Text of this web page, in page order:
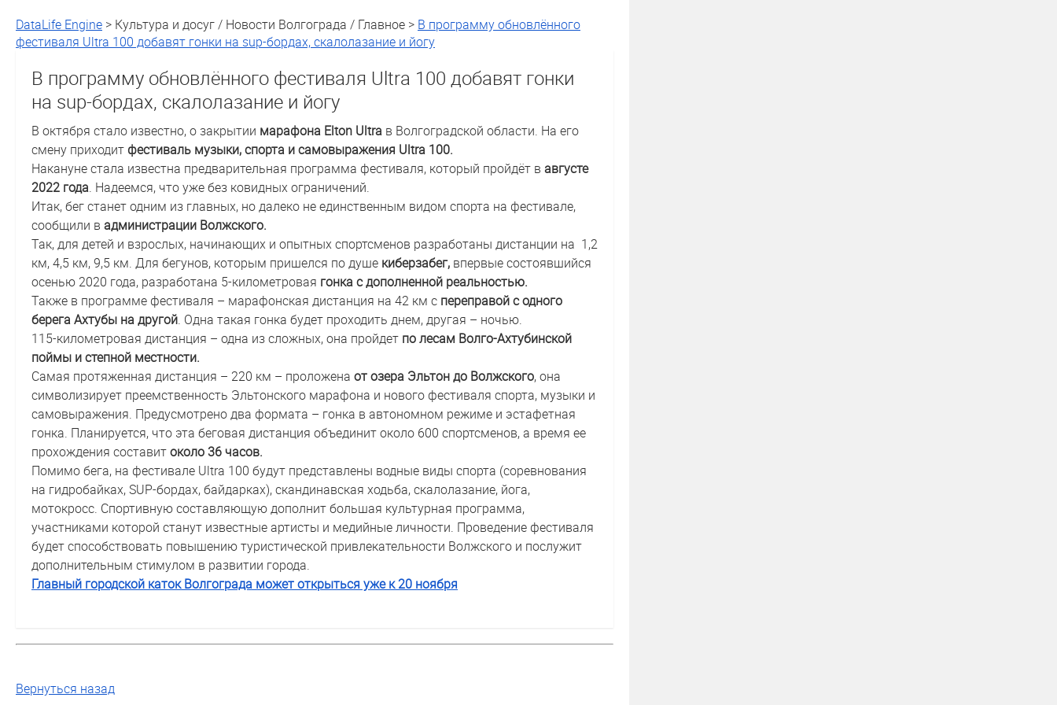
DataLife Engine > Культура и досуг / Новости Волгограда / Главное > В программу обновлённого
фестиваля Ultra 100 добавят гонки на sup-бордах, скалолазание и йогу
В программу обновлённого фестиваля Ultra 100 добавят гонки
на sup-бордах, скалолазание и йогу
В октября стало известно, о закрытии марафона Elton Ultra в Волгоградской области. На его
смену приходит фестиваль музыки, спорта и самовыражения Ultra 100.
Накануне стала известна предварительная программа фестиваля, который пройдёт в августе
2022 года. Надеемся, что уже без ковидных ограничений.
Итак, бег станет одним из главных, но далеко не единственным видом спорта на фестивале,
сообщили в администрации Волжского.
Так, для детей и взрослых, начинающих и опытных спортсменов разработаны дистанции на 1,2
км, 4,5 км, 9,5 км. Для бегунов, которым пришелся по душе киберзабег, впервые состоявшийся
осенью 2020 года, разработана 5-километровая гонка с дополненной реальностью.
Также в программе фестиваля – марафонская дистанция на 42 км с переправой с одного
берега Ахтубы на другой. Одна такая гонка будет проходить днем, другая – ночью.
115-километровая дистанция – одна из сложных, она пройдет по лесам Волго-Ахтубинской
поймы и степной местности.
Самая протяженная дистанция – 220 км – проложена от озера Эльтон до Волжского, она
символизирует преемственность Эльтонского марафона и нового фестиваля спорта, музыки и
самовыражения. Предусмотрено два формата – гонка в автономном режиме и эстафетная
гонка. Планируется, что эта беговая дистанция объединит около 600 спортсменов, а время ее
прохождения составитоколо 36 часов.
Помимо бега, на фестивале Ultra 100 будут представлены водные виды спорта (соревнования
на гидробайках, SUP-бордах, байдарках), скандинавская ходьба, скалолазание, йога,
мотокросс. Спортивную составляющую дополнит большая культурная программа,
участниками которой станут известные артисты и медийные личности. Проведение фестиваля
будет способствовать повышению туристической привлекательности Волжского и послужит
дополнительным стимулом в развитии города.
Главный городской каток Волгограда может открыться уже к 20 ноября
Вернуться назад